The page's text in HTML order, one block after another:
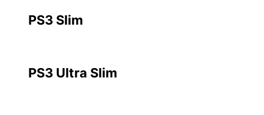
PS3 Slim
PS3 Ultra Slim